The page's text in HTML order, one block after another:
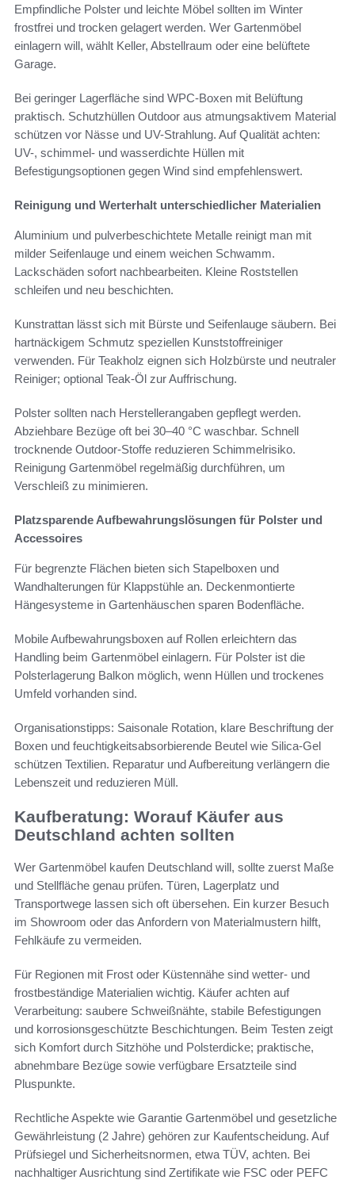
Empfindliche Polster und leichte Möbel sollten im Winter
frostfrei und trocken gelagert werden. Wer Gartenmöbel
einlagern will, wählt Keller, Abstellraum oder eine belüftete
Garage.
Bei geringer Lagerfläche sind WPC-Boxen mit Belüftung
praktisch. Schutzhüllen Outdoor aus atmungsaktivem Material
schützen vor Nässe und UV-Strahlung. Auf Qualität achten:
UV-, schimmel- und wasserdichte Hüllen mit
Befestigungsoptionen gegen Wind sind empfehlenswert.
Reinigung und Werterhalt unterschiedlicher Materialien
Aluminium und pulverbeschichtete Metalle reinigt man mit
milder Seifenlauge und einem weichen Schwamm.
Lackschäden sofort nachbearbeiten. Kleine Roststellen
schleifen und neu beschichten.
Kunstrattan lässt sich mit Bürste und Seifenlauge säubern. Bei
hartnäckigem Schmutz speziellen Kunststoffreiniger
verwenden. Für Teakholz eignen sich Holzbürste und neutraler
Reiniger; optional Teak-Öl zur Auffrischung.
Polster sollten nach Herstellerangaben gepflegt werden.
Abziehbare Bezüge oft bei 30–40 °C waschbar. Schnell
trocknende Outdoor-Stoffe reduzieren Schimmelrisiko.
Reinigung Gartenmöbel regelmäßig durchführen, um
Verschleiß zu minimieren.
Platzsparende Aufbewahrungslösungen für Polster und
Accessoires
Für begrenzte Flächen bieten sich Stapelboxen und
Wandhalterungen für Klappstühle an. Deckenmontierte
Hängesysteme in Gartenhäuschen sparen Bodenfläche.
Mobile Aufbewahrungsboxen auf Rollen erleichtern das
Handling beim Gartenmöbel einlagern. Für Polster ist die
Polsterlagerung Balkon möglich, wenn Hüllen und trockenes
Umfeld vorhanden sind.
Organisationstipps: Saisonale Rotation, klare Beschriftung der
Boxen und feuchtigkeitsabsorbierende Beutel wie Silica-Gel
schützen Textilien. Reparatur und Aufbereitung verlängern die
Lebenszeit und reduzieren Müll.
Kaufberatung: Worauf Käufer aus
Deutschland achten sollten
Wer Gartenmöbel kaufen Deutschland will, sollte zuerst Maße
und Stellfläche genau prüfen. Türen, Lagerplatz und
Transportwege lassen sich oft übersehen. Ein kurzer Besuch
im Showroom oder das Anfordern von Materialmustern hilft,
Fehlkäufe zu vermeiden.
Für Regionen mit Frost oder Küstennähe sind wetter- und
frostbeständige Materialien wichtig. Käufer achten auf
Verarbeitung: saubere Schweißnähte, stabile Befestigungen
und korrosionsgeschützte Beschichtungen. Beim Testen zeigt
sich Komfort durch Sitzhöhe und Polsterdicke; praktische,
abnehmbare Bezüge sowie verfügbare Ersatzteile sind
Pluspunkte.
Rechtliche Aspekte wie Garantie Gartenmöbel und gesetzliche
Gewährleistung (2 Jahre) gehören zur Kaufentscheidung. Auf
Prüfsiegel und Sicherheitsnormen, etwa TÜV, achten. Bei
nachhaltiger Ausrichtung sind Zertifikate wie FSC oder PEFC